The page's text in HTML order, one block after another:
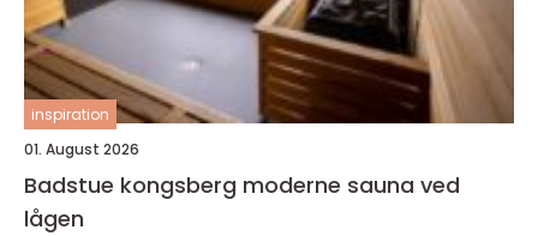
inspiration
01. August 2026
Badstue kongsberg moderne sauna ved
lågen